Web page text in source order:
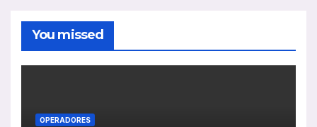
You missed
OPERADORES